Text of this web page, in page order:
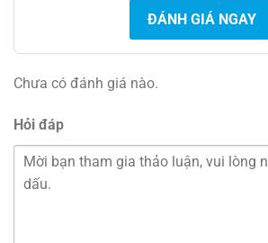
ĐÁNH GIÁ NGAY
Chưa có đánh giá nào.
Hỏi đáp